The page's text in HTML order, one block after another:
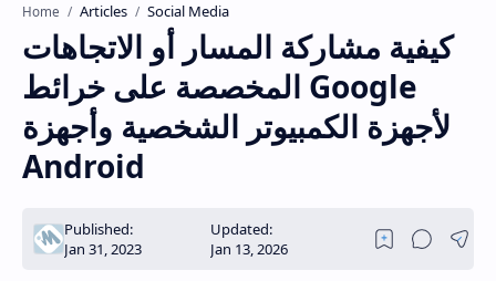
Home Articles Social Media
كيفية مشاركة المسار أو الاتجاهات
المخصصة على خرائط Google
لأجهزة الكمبيوتر الشخصية وأجهزة
Android